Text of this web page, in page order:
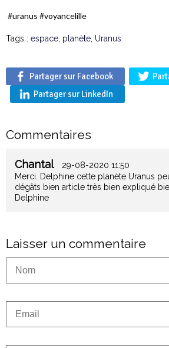
#uranus #voyancelille
Tags : espace planète Uranus
Partager sur Facebook
Partager sur LinkedIn
Commentaires
Chantal 29-08-2020 11:50
Merci. Delphine cette planète Uranus
dégâts bien article très bien expliqué
Delphine
Laisser un commentaire